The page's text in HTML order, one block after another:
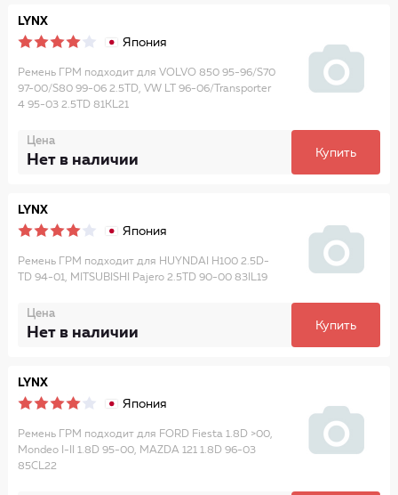
LYNX
Япония
Ремень ГРМ подходит для VOLVO 850 95-96/S70
97-00/S80 99-06 2.5TD, VW LT 96-06/Transporter
4 95-03 2.5TD 81KL21
Цена
Нет в наличии Купить
LYNX
Япония
Ремень ГРМ подходит для HUYNDAI H100 2.5D-
TD 94-01, MITSUBISHI Pajero 2.5TD 90-00 83IL19
Цена
Нет в наличии Купить
LYNX
Япония
Ремень ГРМ подходит для FORD Fiesta 1.8D >00,
Mondeo I-II 1.8D 95-00, MAZDA 121 1.8D 96-03
85CL22